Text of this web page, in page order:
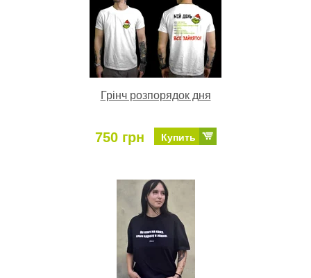
Грінч розпорядок дня
750 грн Купить